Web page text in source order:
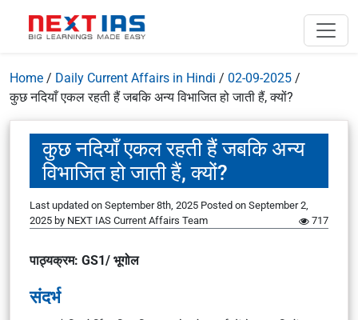
Home / Daily Current Affairs in Hindi / 02-09-2025 /
कुछ नदियाँ एकल रहती हैं जबकि अन्य विभाजित हो जाती हैं, क्यों?
कुछ नदियाँ एकल रहती हैं जबकि अन्य
विभाजित हो जाती हैं, क्यों?
Last updated on September 8th, 2025 Posted on September 2,
2025 by NEXT IAS Current Affairs Team 717
पाठ्यक्रम: GS1/ भूगोल
संदर्भ